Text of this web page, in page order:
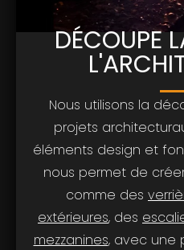
DÉCOUPE
Nous utilisons la
projets
éléments design et
nous permet de
comme des
extérieures, des
mezzanines, avec une